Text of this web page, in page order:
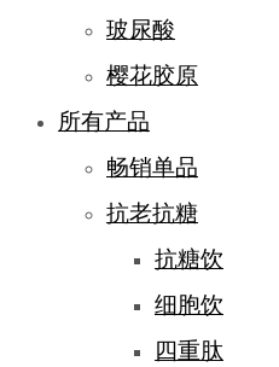
玻尿酸
樱花胶原
所有产品
畅销单品
抗老抗糖
抗糖饮
细胞饮
四重肽